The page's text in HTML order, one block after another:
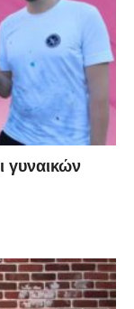
γυναικών